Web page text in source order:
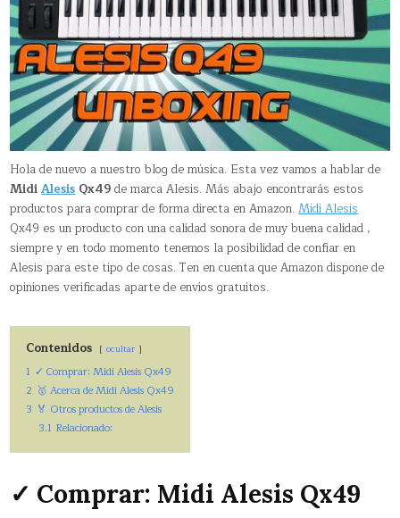
Hola de nuevo a nuestro blog de música. Esta vez vamos a hablar de
MidiAlesisQx49de marca Alesis. Más abajo encontrarás estos
productos para comprar de forma directa en Amazon.Midi Alesis
Qx49 es un producto con una calidad sonora de muy buena calidad ,
siempre y en todo momento tenemos la posibilidad de confiar en
Alesis para este tipo de cosas. Ten en cuenta que Amazon dispone de
opiniones verificadas aparte de envíos gratuitos.
Contenidos ocultar
1 ✓ Comprar: Midi Alesis Qx49
2 🥇 Acerca de Midi Alesis Qx49
3 🏅 Otros productos de Alesis
3.1 Relacionado:
✓ Comprar: Midi Alesis Qx49